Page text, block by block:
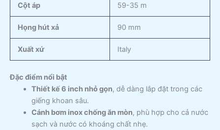
Cột áp 59-35 m
Họng hút xả 90 mm
Xuất xứ Italy
Đặc điểm nổi bật
Thiết kế 6 inch nhỏ gọn, dễ dàng lắp đặt trong các
giếng khoan sâu.
Cánh bơm inox chống ăn mòn, phù hợp cho cả nước
sạch và nước có khoáng chất nhẹ.